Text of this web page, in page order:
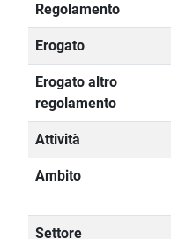
Regolamento
Erogato
Erogato altro
regolamento
Attività
Ambito
Settore